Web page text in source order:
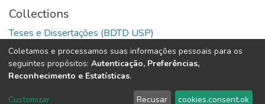
Collections
Teses e Dissertações (BDTD USP)
Full item page
DSpace software copyright © 2002-2026LYRASIS
Coletamos e processamos suas informações pessoais para os
seguintes propósitos: Autenticação, Preferências,
Reconhecimento e Estatísticas.
Customizar Recusar cookies.consent.ok